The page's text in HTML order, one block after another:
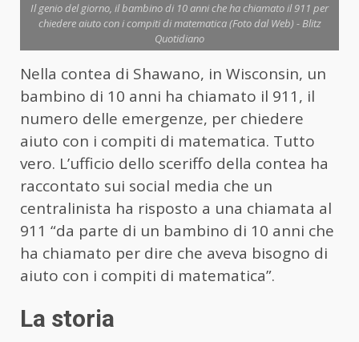
Il genio del giorno, il bambino di 10 anni che ha chiamato il 911 per
chiedere aiuto con i compiti di matematica (Foto dal Web) - Blitz
Quotidiano
Nella contea di Shawano, in Wisconsin, un
bambino di 10 anni ha chiamato il 911, il
numero delle emergenze, per chiedere
aiuto con i compiti di matematica. Tutto
vero. L’ufficio dello sceriffo della contea ha
raccontato sui social media che un
centralinista ha risposto a una chiamata al
911 “da parte di un bambino di 10 anni che
ha chiamato per dire che aveva bisogno di
aiuto con i compiti di matematica”.
La storia